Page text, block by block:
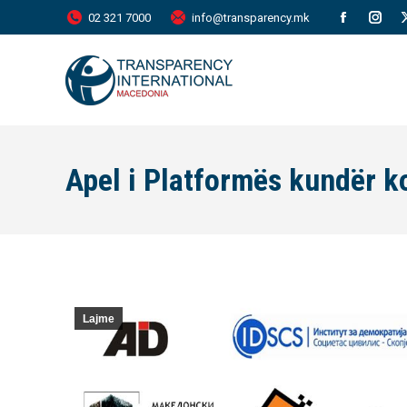
02 321 7000 info@transparency.mk
Facebook
window
Apel i Platformës kundër
Lajme